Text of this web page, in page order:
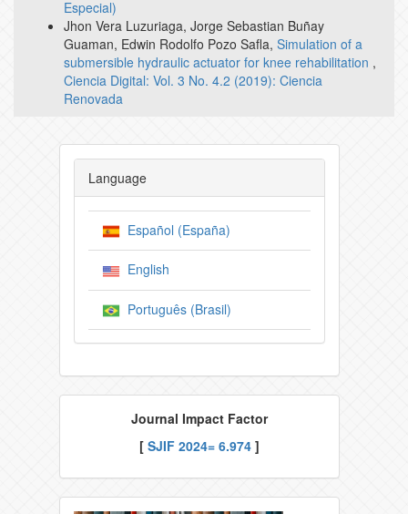
Especial)
Jhon Vera Luzuriaga, Jorge Sebastian Buñay
Guaman, Edwin Rodolfo Pozo Safla, Simulation of a
submersible hydraulic actuator for knee rehabilitation ,
Ciencia Digital: Vol. 3 No. 4.2 (2019): Ciencia
Renovada
Language
Español (España)
English
Português (Brasil)
Journal Impact Factor
[ SJIF 2024= 6.974 ]